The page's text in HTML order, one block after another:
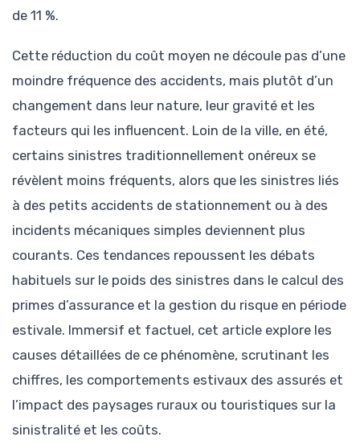
de 11 %.
Cette réduction du coût moyen ne découle pas d’une
moindre fréquence des accidents, mais plutôt d’un
changement dans leur nature, leur gravité et les
facteurs qui les influencent. Loin de la ville, en été,
certains sinistres traditionnellement onéreux se
révèlent moins fréquents, alors que les sinistres liés
à des petits accidents de stationnement ou à des
incidents mécaniques simples deviennent plus
courants. Ces tendances repoussent les débats
habituels sur le poids des sinistres dans le calcul des
primes d’assurance et la gestion du risque en période
estivale. Immersif et factuel, cet article explore les
causes détaillées de ce phénomène, scrutinant les
chiffres, les comportements estivaux des assurés et
l’impact des paysages ruraux ou touristiques sur la
sinistralité et les coûts.